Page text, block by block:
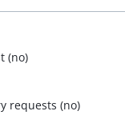
(no)
requests (no)